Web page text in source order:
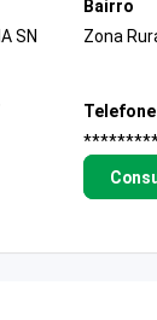
SN
Bairro
Zona
Telefone